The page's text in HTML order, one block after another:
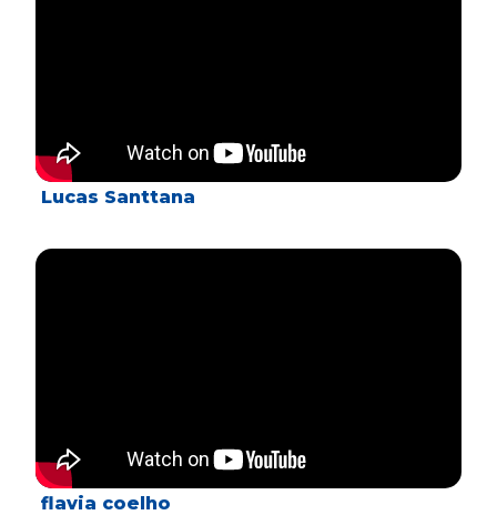
Lucas Santtana
flavia coelho